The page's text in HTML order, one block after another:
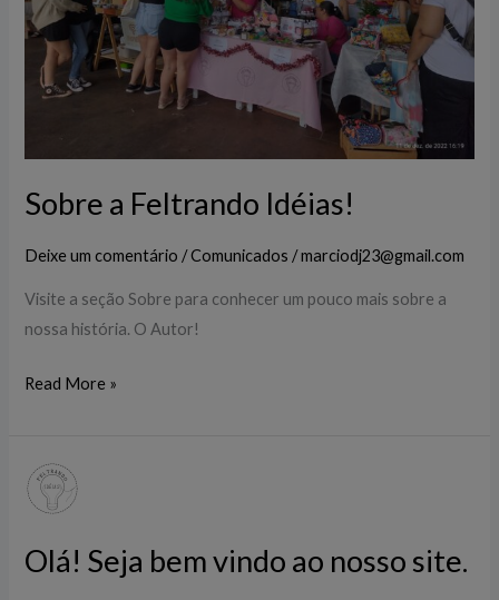
Sobre a Feltrando Idéias!
Deixe um comentário /Comunicados /marciodj23@gmail.com
Visite a seção Sobre para conhecer um pouco mais sobre a
nossa história. O Autor!
Read More »
Olá! Seja bem vindo ao nosso site.
Olá!
Seja
vindo